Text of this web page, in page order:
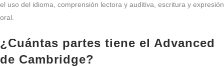
el uso del idioma, comprensión lectora y auditiva, escritura y expresión
oral.
¿Cuántas partes tiene el Advanced
de Cambridge?